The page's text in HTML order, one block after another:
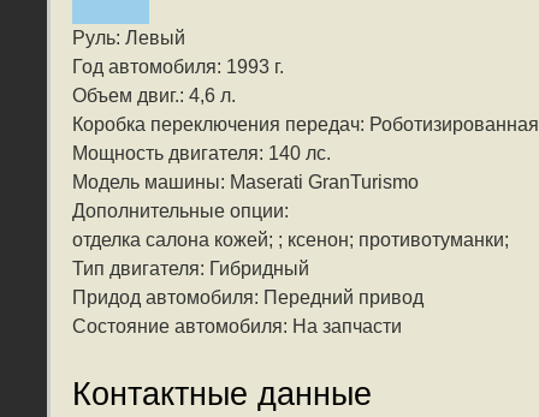
Руль: Левый
Год автомобиля: 1993 г.
Объем двиг.: 4,6 л.
Коробка переключения передач:
Мощность двигателя: 140 лс.
Модель машины: Maserati GranTurismo
Дополнительные опции:
отделка салона кожей; ; ксенон; противотуманки;
Тип двигателя: Гибридный
Придод автомобиля: Передний привод
Состояние автомобиля: На запчасти
Контактные данные